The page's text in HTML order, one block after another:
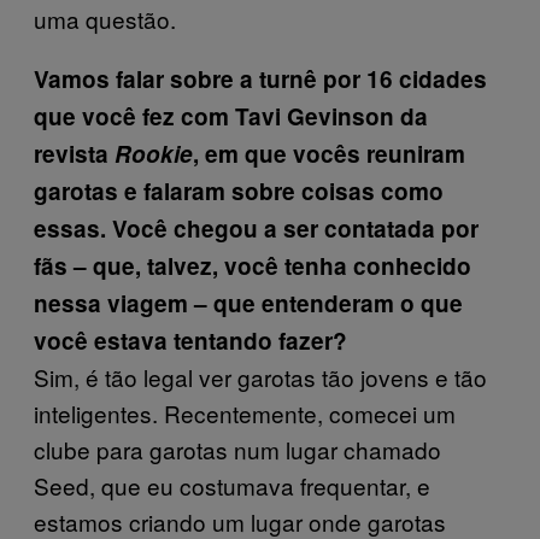
uma questão.
Vamos falar sobre a turnê por 16 cidades
que você fez com Tavi Gevinson da
revista Rookie, em que vocês reuniram
garotas e falaram sobre coisas como
essas. Você chegou a ser contatada por
fãs – que, talvez, você tenha conhecido
nessa viagem – que entenderam o que
você estava tentando fazer?
Sim, é tão legal ver garotas tão jovens e tão
inteligentes. Recentemente, comecei um
clube para garotas num lugar chamado
Seed, que eu costumava frequentar, e
estamos criando um lugar onde garotas